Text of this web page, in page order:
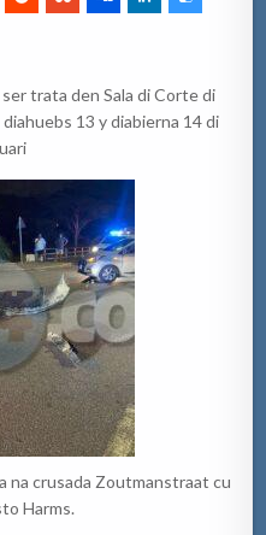
trata den Sala di Corte di
13 y diabierna 14 di
na crusada Zoutmanstraat cu
Harms.